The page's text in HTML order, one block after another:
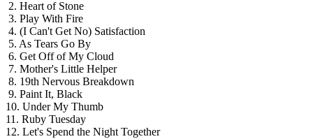
2. Heart of Stone
3. Play With Fire
4. (I Can't Get No) Satisfaction
5. As Tears Go By
6. Get Off of My Cloud
7. Mother's Little Helper
8. 19th Nervous Breakdown
9. Paint It, Black
10. Under My Thumb
11. Ruby Tuesday
12. Let's Spend the Night Together